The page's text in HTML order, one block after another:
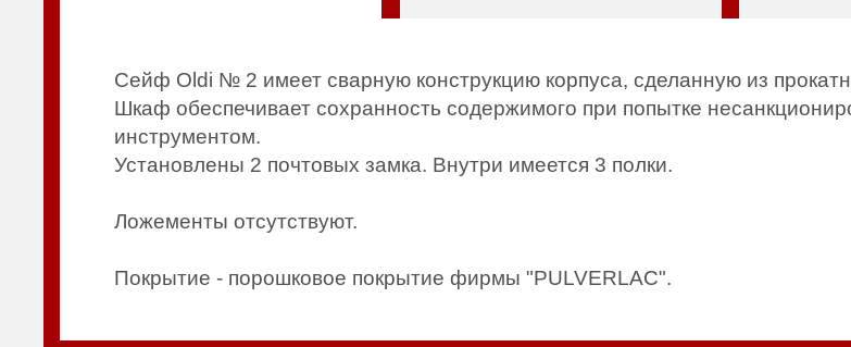
Сейф Oldi № 2 имеет сварную конструкцию корпуса, сделанную из
Шкаф обеспечивает сохранность содержимого при попытке
инструментом.
Установлены 2 почтовых замка. Внутри имеется 3 полки.
Ложементы отсутствуют.
Покрытие - порошковое покрытие фирмы "PULVERLAC".